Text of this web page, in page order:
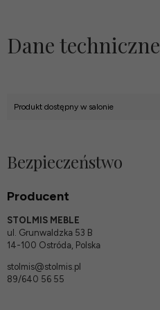
Dane techniczne
Produkt dostępny w salonie
Bezpieczeństwo
Producent
STOLMIS MEBLE
ul. Grunwaldzka 53 B
14-100 Ostróda, Polska
stolmis@stolmis.pl
89/640 56 55